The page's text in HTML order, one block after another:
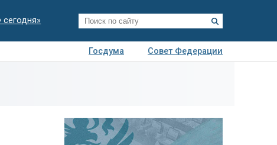
Госдума
Совет Федерации